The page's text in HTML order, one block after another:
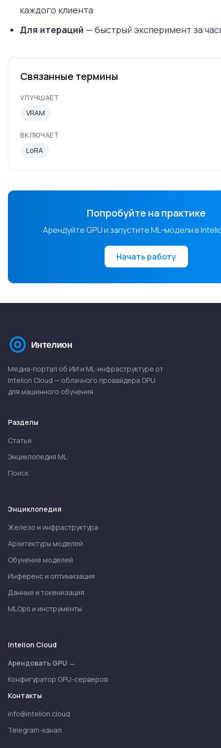
каждого клиента
Для итераций — быстрый эксперимент за
Связанные термины
УЛУЧШАЕТ
VRAM
ВКЛЮЧАЕТ
LoRA
Попробуйте на практике
Арендуйте GPU и запустите ML-модели в
Начать работу
Медиа-портал об ИИ и ML-инфраструктуре от
Intelion Cloud — облачного провайдера GPU
для машинного обучения.
Разделы
Статьи
Энциклопедия ML
Поиск
Энциклопедия
Железо и инфраструктура
Архитектуры моделей
Обучение моделей
Инференс и оптимизация
Данные и токенизация
MLOps и инструменты
Intelion Cloud
Арендовать GPU →
Конфигуратор GPU-серверов
Контакты
info@intelion.cloud
Telegram-канал